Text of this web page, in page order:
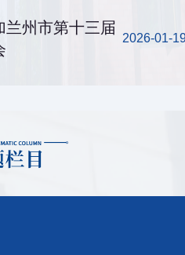
兰州市第十三届
2026-01-